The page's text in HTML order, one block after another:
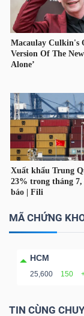
MÃ CHỨNG
HCM
25,600 150
TIN CÙNG
tài
chính
Dữ
liệu
tài
chính